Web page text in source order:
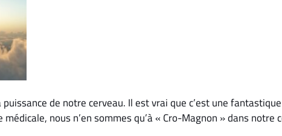
de notre cerveau. Il est vrai que c’est une
médicale, nous n’en sommes qu’à « Cro-Magnon » dans notre